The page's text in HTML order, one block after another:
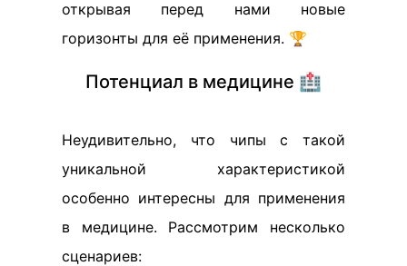
открывая перед нами новые
горизонты для её применения. 🏆
Потенциал в медицине 🏥
Неудивительно, что чипы с такой
уникальной характеристикой
особенно интересны для применения
в медицине. Рассмотрим несколько
сценариев: